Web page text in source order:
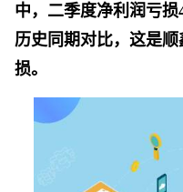
中，二季度净利润亏
历史同期对比，这是
损。